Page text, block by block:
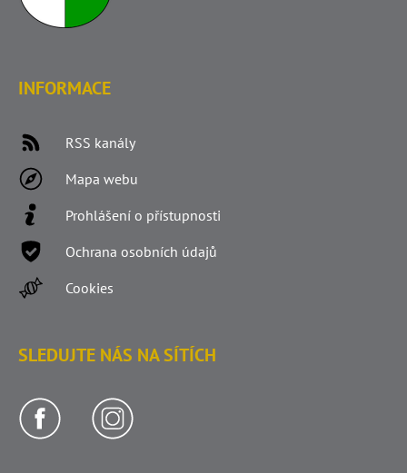
INFORMACE
RSS kanály
Mapa webu
Prohlášení o přístupnosti
Ochrana osobních údajů
Cookies
SLEDUJTE NÁS NA SÍTÍCH